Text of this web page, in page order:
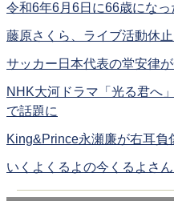
令和6年6月6日に66歳になっ
藤原さくら、ライブ活動休
サッカー日本代表の堂安律
NHK大河ドラマ「光る君へ
で話題に
King&Prince永瀬廉が右耳負
いくよくるよの今くるよさ